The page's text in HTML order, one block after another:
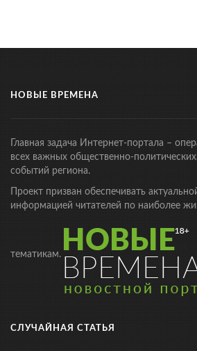
НОВЫЕ ВРЕМЕНА
Главная задача Интернет-портала –
всех важных общественно-
событий региона.
Проект призван обеспечивать
информацией читателей по наиболее
тематикам.
СЛУЧАЙНАЯ СТАТЬЯ